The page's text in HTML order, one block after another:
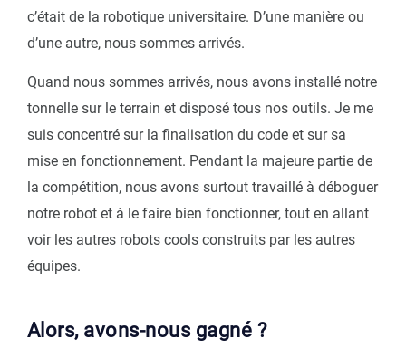
c’était de la robotique universitaire. D’une manière ou
d’une autre, nous sommes arrivés.
Quand nous sommes arrivés, nous avons installé notre
tonnelle sur le terrain et disposé tous nos outils. Je me
suis concentré sur la finalisation du code et sur sa
mise en fonctionnement. Pendant la majeure partie de
la compétition, nous avons surtout travaillé à déboguer
notre robot et à le faire bien fonctionner, tout en allant
voir les autres robots cools construits par les autres
équipes.
Alors, avons-nous gagné ?